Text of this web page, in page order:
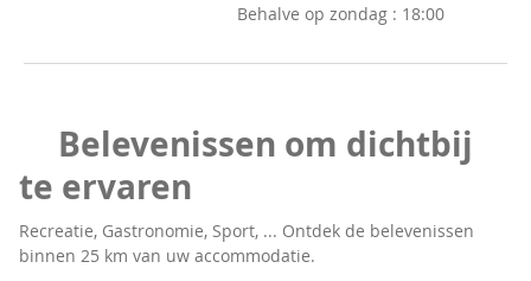
Behalve op zondag : 18:00
Belevenissen om dichtbij
te ervaren
Recreatie, Gastronomie, Sport, ... Ontdek de belevenissen
binnen 25 km van uw accommodatie.